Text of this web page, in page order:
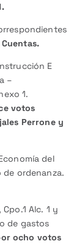
E
–
1.
votos
Perrone y
del
ordenanza.
Alc. 1 y
de gastos
ocho votos